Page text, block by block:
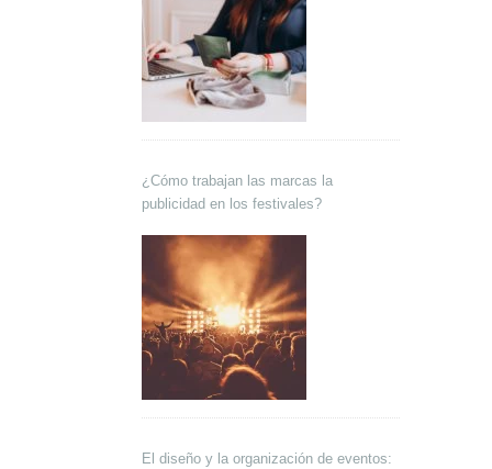
¿Cómo trabajan las marcas la
publicidad en los festivales?
El diseño y la organización de eventos: